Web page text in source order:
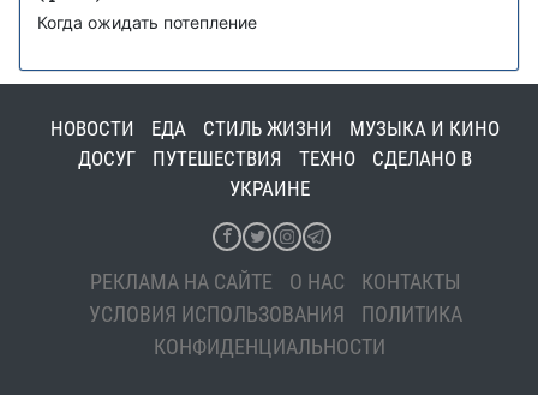
Когда ожидать потепление
НОВОСТИ ЕДА СТИЛЬ ЖИЗНИ
МУЗЫКА И КИНО
ДОСУГ
ПУТЕШЕСТВИЯ ТЕХНО
СДЕЛАНО В
УКРАИНЕ
РЕКЛАМА НА САЙТЕ О НАС
КОНТАКТЫ
УСЛОВИЯ ИСПОЛЬЗОВАНИЯ
ПОЛИТИКА
КОНФИДЕНЦИАЛЬНОСТИ